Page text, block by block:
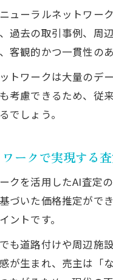
ューラルネットワー
過去の取引事例、周
客観的かつ一貫性の
トワークは大量のデ
考慮できるため、従
でしょう。
ークで実現する
クを活用したAI査定
づいた価格推定がで
ントです。
も道路付けや周辺施
が生まれ、売主は「